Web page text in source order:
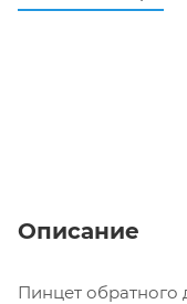
Описание
Пинцет обратного